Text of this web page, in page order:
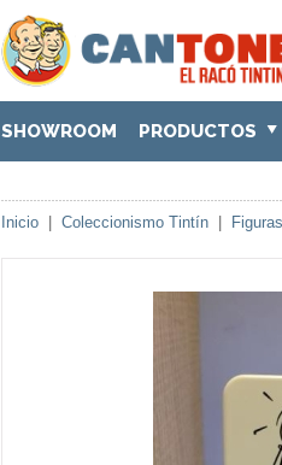
SHOWROOM PRODUCTOS
Inicio Coleccionismo Tintín